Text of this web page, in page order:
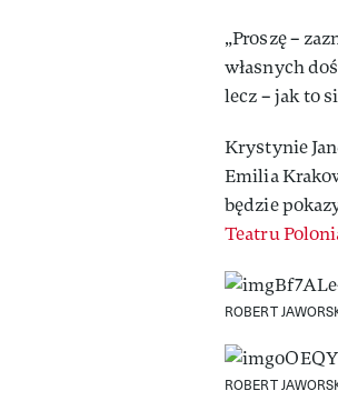
„Proszę –
własnych
lecz – jak to
Krystynie
Emilia
będzie
Teatru
ROBERT
ROBERT